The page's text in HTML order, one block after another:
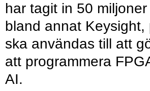
har tagit in 50
bland annat Keysight,
ska användas till att
att programmera
AI.